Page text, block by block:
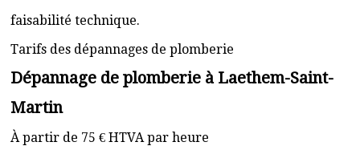
faisabilité technique.
Tarifs des dépannages de plomberie
Dépannage de plomberie à Laethem-Saint-
Martin
À partir de 75 € HTVA par heure